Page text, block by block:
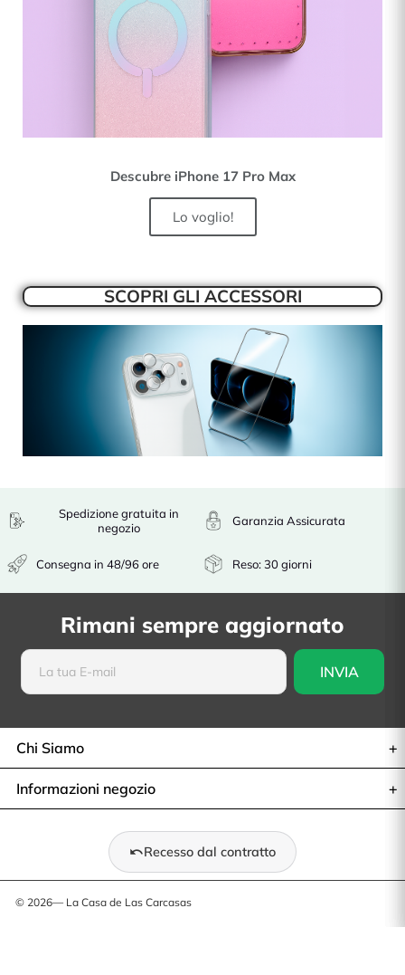
Descubre iPhone 17 Pro Max
Lo voglio!
SCOPRI GLI ACCESSORI
Spedizione gratuita in
negozio
Consegna in 48/96 ore
Garanzia Assicurata
Reso: 30 giorni
Rimani sempre aggiornato
Chi Siamo
Informazioni negozio
Recesso dal contratto
© 2026— La Casa de Las Carcasas